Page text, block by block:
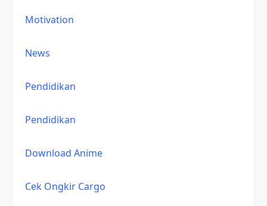
Motivation
News
Pendidikan
Pendidikan
Download Anime
Cek Ongkir Cargo